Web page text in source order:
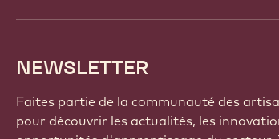
NEWSLETTER
Faites partie de la communauté des
pour découvrir les actualités, les